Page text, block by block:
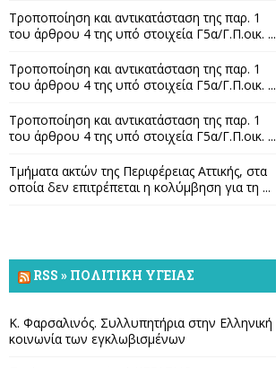
Τροποποίηση και αντικατάσταση της παρ. 1
του άρθρου 4 της υπό στοιχεία Γ5α/Γ.Π.οικ. ...
Τροποποίηση και αντικατάσταση της παρ. 1
του άρθρου 4 της υπό στοιχεία Γ5α/Γ.Π.οικ. ...
Τροποποίηση και αντικατάσταση της παρ. 1
του άρθρου 4 της υπό στοιχεία Γ5α/Γ.Π.οικ. ...
Τμήματα ακτών της Περιφέρειας Αττικής, στα
οποία δεν επιτρέπεται η κολύμβηση για τη ...
RSS » ΠΟΛΙΤΙΚΉ ΥΓΕΊΑΣ
Κ. Φαρσαλινός. Συλλυπητήρια στην Ελληνική
κοινωνία των εγκλωβισμένων